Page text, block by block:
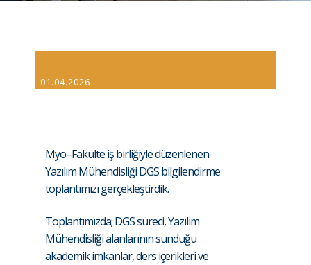
01.04.2026
Myo–Fakülte iş birliğiyle düzenlenen
Yazılım Mühendisliği DGS bilgilendirme
toplantımızı gerçekleştirdik.
Toplantımızda; DGS süreci, Yazılım
Mühendisliği alanlarının sunduğu
akademik imkanlar, ders içerikleri ve